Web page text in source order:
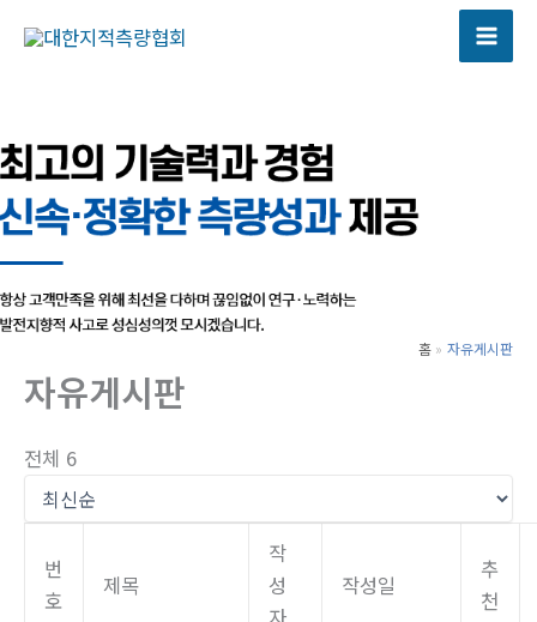
건
너
뛰
기
홈 자유게시판
자유게시판
전체 6
번
호
제목
작
성
작성일
추
천